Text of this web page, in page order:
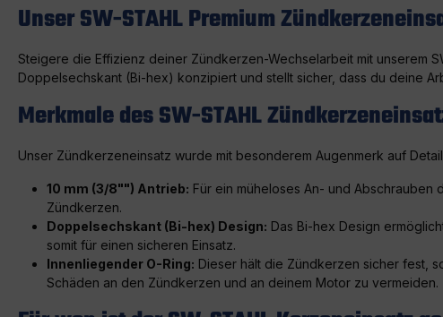
Unser SW-STAHL Premium
Steigere die Effizienz deiner Zündkerzen-Wechselarbeit mit unserem
Doppelsechskant (Bi-hex) konzipiert und stellt sicher, dass du deine
Merkmale des SW-STAHL
Unser Zündkerzeneinsatz wurde mit besonderem Augenmerk auf
10 mm (3/8"") Antrieb: Für ein müheloses An- und
Zündkerzen.
Doppelsechskant (Bi-hex) Design: Das Bi-hex Design
somit für einen sicheren Einsatz.
Innenliegender O-Ring: Dieser hält die Zündkerzen sicher fest,
Schäden an den Zündkerzen und an deinem Motor zu vermeiden.